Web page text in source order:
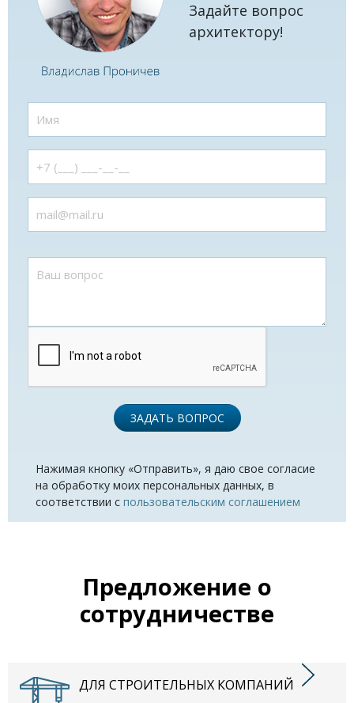
Задайте вопрос
архитектору!
ЗАДАТЬ ВОПРОС
Нажимая кнопку «Отправить», я даю свое согласие
на обработку моих персональных данных, в
соответствии с пользовательским соглашением
Предложение о
сотрудничестве
ДЛЯ СТРОИТЕЛЬНЫХ КОМПАНИЙ